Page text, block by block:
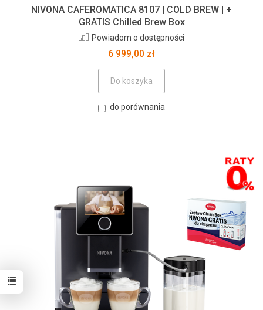
NIVONA CAFEROMATICA 8107 | COLD BREW | +
GRATIS Chilled Brew Box
Powiadom o dostępności
6 999,00 zł
Do koszyka
do porównania